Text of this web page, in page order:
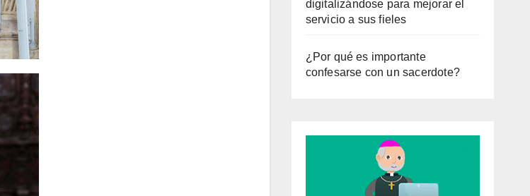
digitalizándose para mejorar el
servicio a sus fieles
¿Por qué es importante
confesarse con un sacerdote?